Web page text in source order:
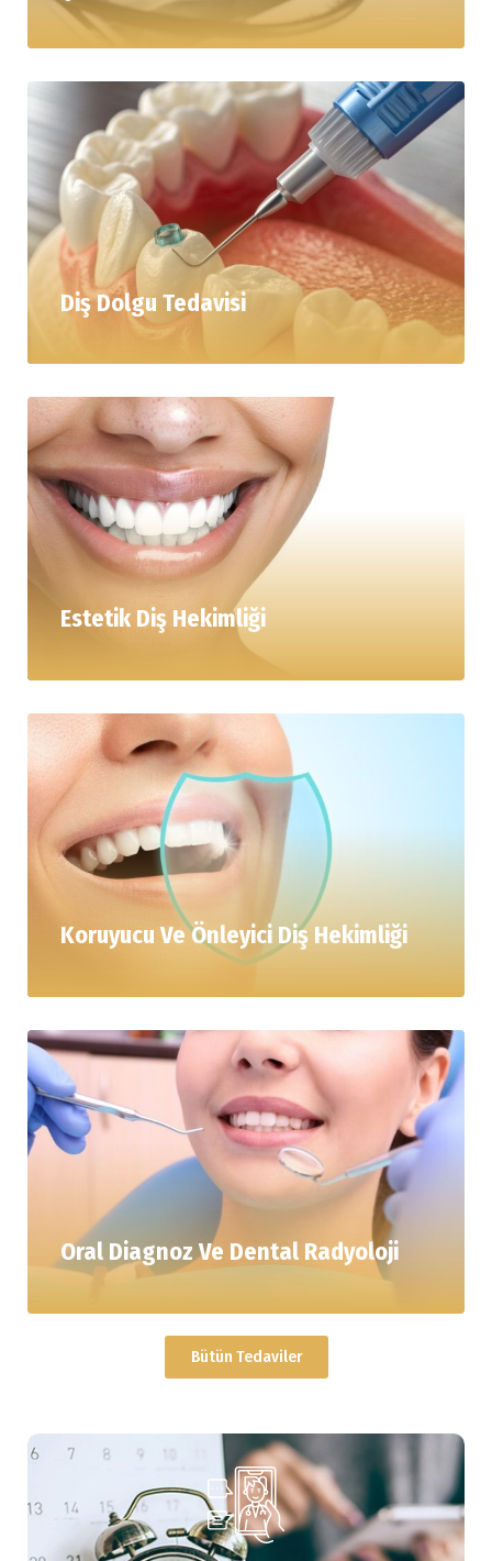
Diş Dolgu Tedavisi
Estetik Diş Hekimliği
Koruyucu Ve Önleyici Diş Hekimliği
Oral Diagnoz Ve Dental Radyoloji
Bütün Tedaviler